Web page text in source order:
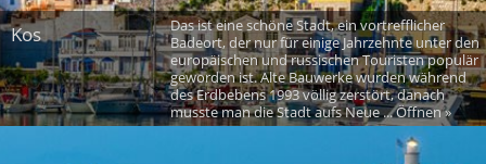
Kos
Das ist eine schöne Stadt, ein vortrefflicher
Badeort, der nur für einige Jahrzehnte unter den
europäischen und russischen Touristen populär
geworden ist. Alte Bauwerke wurden während
des Erdbebens 1993 völlig zerstört, danach
musste man die Stadt aufs Neue ... Öffnen »